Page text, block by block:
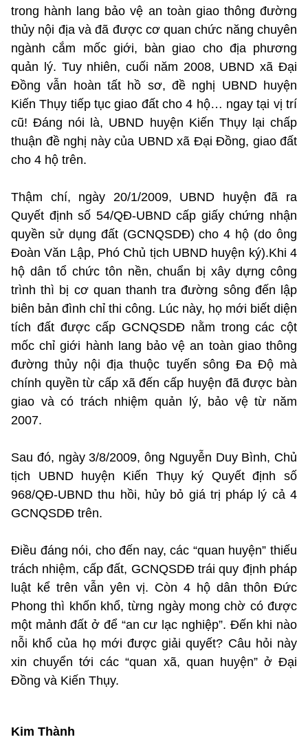
trong hành lang bảo vệ an toàn giao thông đường
thủy nội địa và đã được cơ quan chức năng chuyên
ngành cắm mốc giới, bàn giao cho địa phương
quản lý. Tuy nhiên, cuối năm 2008, UBND xã Đại
Đồng vẫn hoàn tất hồ sơ, đề nghị UBND huyện
Kiến Thụy tiếp tục giao đất cho 4 hộ… ngay tại vị trí
cũ! Đáng nói là, UBND huyện Kiến Thụy lại chấp
thuận đề nghị này của UBND xã Đại Đồng, giao đất
cho 4 hộ trên.
Thậm chí, ngày 20/1/2009, UBND huyện đã ra
Quyết định số 54/QĐ-UBND cấp giấy chứng nhận
quyền sử dụng đất (GCNQSDĐ) cho 4 hộ (do ông
Đoàn Văn Lập, Phó Chủ tịch UBND huyện ký).Khi 4
hộ dân tổ chức tôn nền, chuẩn bị xây dựng công
trình thì bị cơ quan thanh tra đường sông đến lập
biên bản đình chỉ thi công. Lúc này, họ mới biết diện
tích đất được cấp GCNQSDĐ nằm trong các cột
mốc chỉ giới hành lang bảo vệ an toàn giao thông
đường thủy nội địa thuộc tuyến sông Đa Độ mà
chính quyền từ cấp xã đến cấp huyện đã được bàn
giao và có trách nhiệm quản lý, bảo vệ từ năm
2007.
Sau đó, ngày 3/8/2009, ông Nguyễn Duy Bình, Chủ
tịch UBND huyện Kiến Thụy ký Quyết định số
968/QĐ-UBND thu hồi, hủy bỏ giá trị pháp lý cả 4
GCNQSDĐ trên.
Điều đáng nói, cho đến nay, các “quan huyện” thiếu
trách nhiệm, cấp đất, GCNQSDĐ trái quy định pháp
luật kể trên vẫn yên vị. Còn 4 hộ dân thôn Đức
Phong thì khốn khổ, từng ngày mong chờ có được
một mảnh đất ở để “an cư lạc nghiệp”. Đến khi nào
nỗi khổ của họ mới được giải quyết? Câu hỏi này
xin chuyển tới các “quan xã, quan huyện” ở Đại
Đồng và Kiến Thụy.
Kim Thành